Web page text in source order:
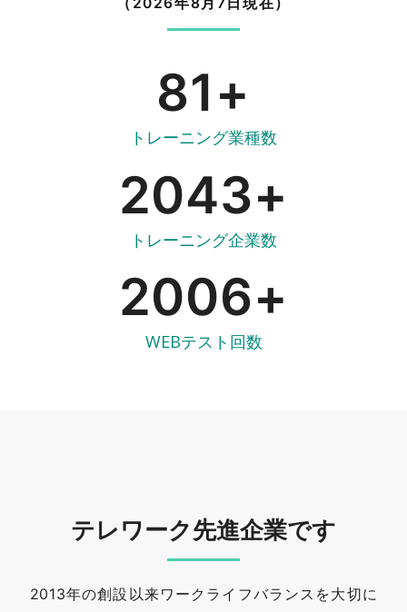
（2026年8月7日現在）
81+
トレーニング業種数
2043+
トレーニング企業数
2006+
WEBテスト回数
テレワーク先進企業です
2013年の創設以来ワークライフバランスを大切に